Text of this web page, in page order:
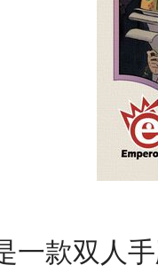
一款双人